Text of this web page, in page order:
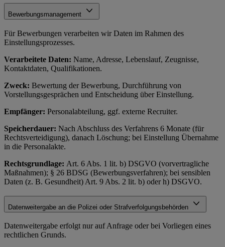
Bewerbungsmanagement
Für Bewerbungen verarbeiten wir Daten im Rahmen des
Einstellungsprozesses.
Verarbeitete Daten: Name, Adresse, Lebenslauf, Zeugnisse,
Kontaktdaten, Qualifikationen.
Zweck: Bewertung der Bewerbung, Durchführung von
Vorstellungsgesprächen und Entscheidung über Einstellung.
Empfänger: Personalabteilung, ggf. externe Recruiter.
Speicherdauer: Nach Abschluss des Verfahrens 6 Monate (für
Rechtsverteidigung), danach Löschung; bei Einstellung Übernahme
in die Personalakte.
Rechtsgrundlage: Art. 6 Abs. 1 lit. b) DSGVO (vorvertragliche
Maßnahmen); § 26 BDSG (Bewerbungsverfahren); bei sensiblen
Daten (z. B. Gesundheit) Art. 9 Abs. 2 lit. b) oder h) DSGVO.
Datenweitergabe an die Polizei oder Strafverfolgungsbehörden
Datenweitergabe erfolgt nur auf Anfrage oder bei Vorliegen eines
rechtlichen Grunds.